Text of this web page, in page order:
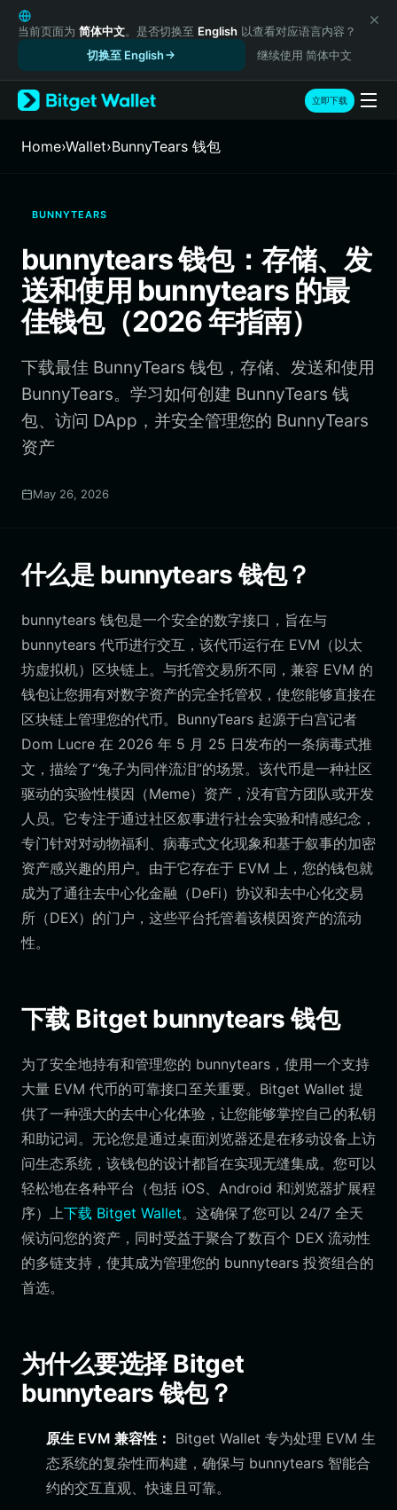
English
日本語
Русский
Español (Latinoamérica)
Türkçe
Italiano
繁體中文
Português (Portugal)
Bahasa Indonesia
ภาษาไทย
हिन्दी
Português (Brasil)
Español (Argentina)
当前页面为 简体中文。是否切换至 English 以查看对应语言内容？
切换至 English
继续使用 简体中文
立即下载
Home›Wallet›BunnyTears 钱包
BUNNYTEARS
bunnytears 钱包：存储、发
送和使用 bunnytears 的最
佳钱包（2026 年指南）
下载最佳 BunnyTears 钱包，存储、发送和使用
BunnyTears。学习如何创建 BunnyTears 钱
包、访问 DApp，并安全管理您的 BunnyTears
资产
May 26, 2026
什么是 bunnytears 钱包？
bunnytears 钱包是一个安全的数字接口，旨在与
bunnytears 代币进行交互，该代币运行在 EVM（以太
坊虚拟机）区块链上。与托管交易所不同，兼容 EVM 的
钱包让您拥有对数字资产的完全托管权，使您能够直接在
区块链上管理您的代币。BunnyTears 起源于白宫记者
Dom Lucre 在 2026 年 5 月 25 日发布的一条病毒式推
文，描绘了“兔子为同伴流泪”的场景。该代币是一种社区
驱动的实验性模因（Meme）资产，没有官方团队或开发
人员。它专注于通过社区叙事进行社会实验和情感纪念，
专门针对对动物福利、病毒式文化现象和基于叙事的加密
资产感兴趣的用户。由于它存在于 EVM 上，您的钱包就
成为了通往去中心化金融（DeFi）协议和去中心化交易
所（DEX）的门户，这些平台托管着该模因资产的流动
性。
下载 Bitget bunnytears 钱包
为了安全地持有和管理您的 bunnytears，使用一个支持
大量 EVM 代币的可靠接口至关重要。Bitget Wallet 提
供了一种强大的去中心化体验，让您能够掌控自己的私钥
和助记词。无论您是通过桌面浏览器还是在移动设备上访
问生态系统，该钱包的设计都旨在实现无缝集成。您可以
轻松地在各种平台（包括 iOS、Android 和浏览器扩展程
序）上下载 Bitget Wallet。这确保了您可以 24/7 全天
候访问您的资产，同时受益于聚合了数百个 DEX 流动性
的多链支持，使其成为管理您的 bunnytears 投资组合的
首选。
为什么要选择 Bitget
bunnytears 钱包？
原生 EVM 兼容性： Bitget Wallet 专为处理 EVM 生
态系统的复杂性而构建，确保与 bunnytears 智能合
约的交互直观、快速且可靠。